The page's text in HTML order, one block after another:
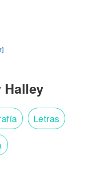
Halley
Letras